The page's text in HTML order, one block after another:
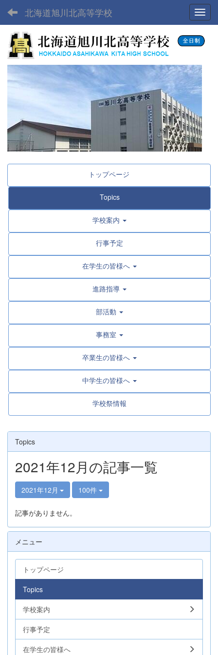
北海道旭川北高等学校
トップページ
Topics
学校案内
行事予定
在学生の皆様へ
進路指導
部活動
事務室
卒業生の皆様へ
中学生の皆様へ
学校祭情報
Topics
2021年12月の記事一覧
2021年12月 100件
記事がありません。
メニュー
トップページ
Topics
学校案内
行事予定
在学生の皆様へ